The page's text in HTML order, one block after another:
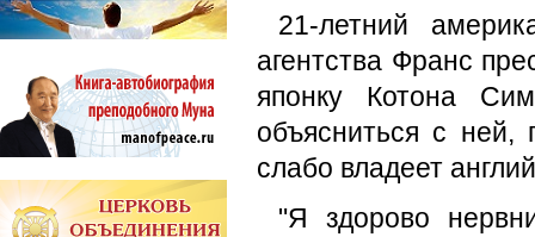
21-летний
агентства Франс
японку Котона
объясниться с ней,
слабо владеет
"Я здорово